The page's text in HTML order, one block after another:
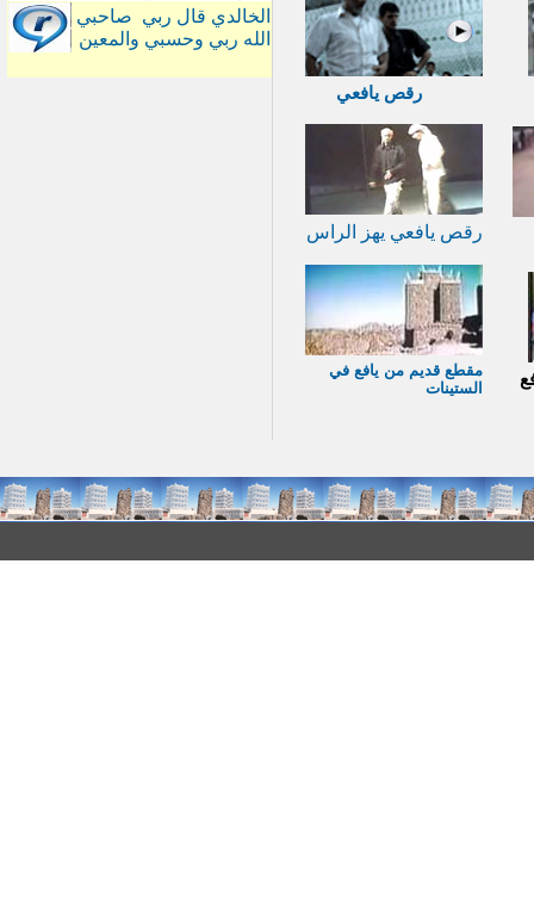
الخالدي قال ربي صاحبي
الله ربي وحسبي والمعين
رقص يافعي
رقص يافعي يهز الراس
مقطع قديم من يافع في
الستينات